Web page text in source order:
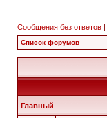
Сообщения без ответов |
Список форумов
Главный